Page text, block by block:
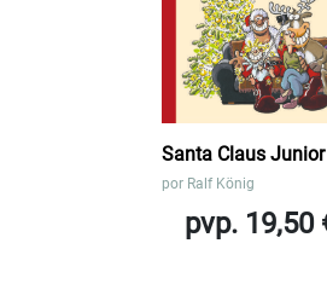
Santa Claus Junior
por Ralf König
pvp. 19,50